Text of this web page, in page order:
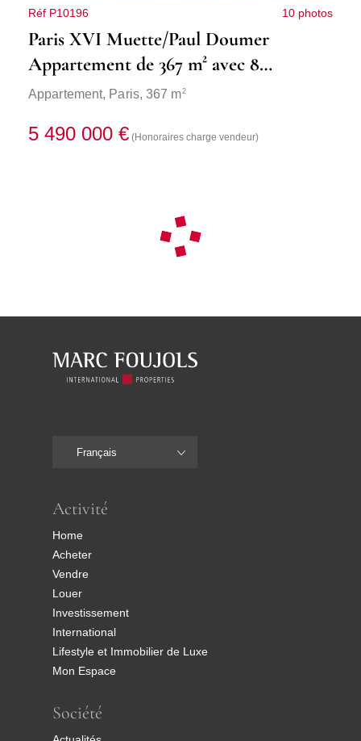
Réf P10196 10 photos
Paris XVI Muette/Paul Doumer
Appartement de 367 m² avec 8
chambres
Appartement, Paris, 367 m2
5 490 000 € (Honoraires charge vendeur)
Français
Activité
Home
Acheter
Vendre
Louer
Investissement
International
Lifestyle et Immobilier de Luxe
Mon Espace
Société